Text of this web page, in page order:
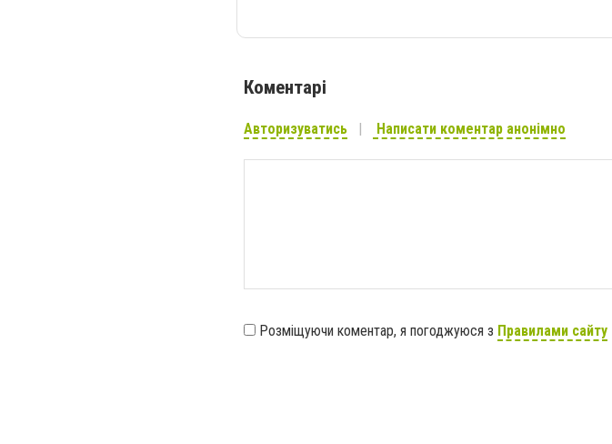
Коментарі
Авторизуватись Написати коментар анонімно
Розміщуючи коментар, я погоджуюся з Правилами сайту